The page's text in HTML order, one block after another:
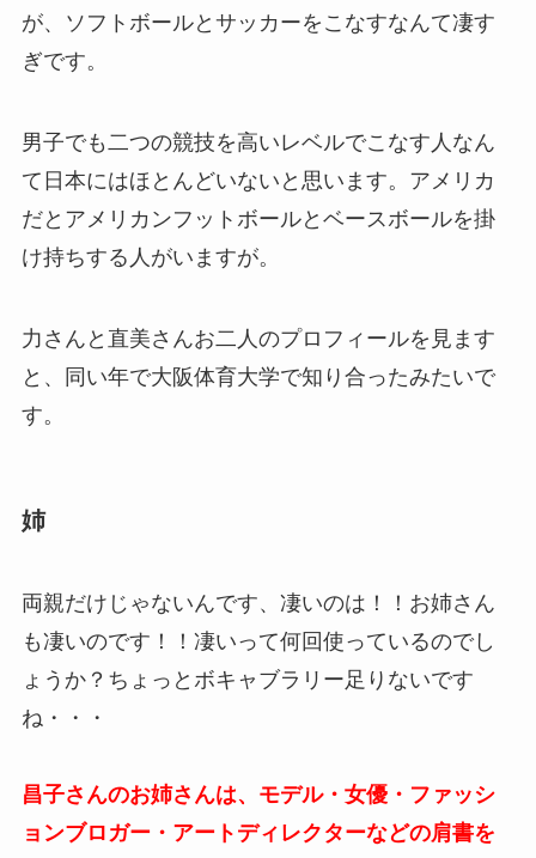
が、ソフトボールとサッカーをこなすなんて凄す
ぎです。
男子でも二つの競技を高いレベルでこなす人なん
て日本にはほとんどいないと思います。アメリカ
だとアメリカンフットボールとベースボールを掛
け持ちする人がいますが。
力さんと直美さんお二人のプロフィールを見ます
と、同い年で大阪体育大学で知り合ったみたいで
す。
姉
両親だけじゃないんです、凄いのは！！お姉さん
も凄いのです！！凄いって何回使っているのでし
ょうか？ちょっとボキャブラリー足りないです
ね・・・
昌子さんのお姉さんは、モデル・女優・ファッシ
ョンブロガー・アートディレクターなどの肩書を